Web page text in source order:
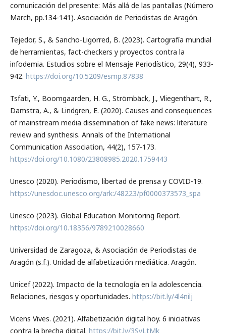
comunicación del presente: Más allá de las pantallas (Número
March, pp.134-141). Asociación de Periodistas de Aragón.
Tejedor, S., & Sancho-Ligorred, B. (2023). Cartografía mundial
de herramientas, fact-checkers y proyectos contra la
infodemia. Estudios sobre el Mensaje Periodístico, 29(4), 933-
942. https://doi.org/10.5209/esmp.87838
Tsfati, Y., Boomgaarden, H. G., Strömbäck, J., Vliegenthart, R.,
Damstra, A., & Lindgren, E. (2020). Causes and consequences
of mainstream media dissemination of fake news: literature
review and synthesis. Annals of the International
Communication Association, 44(2), 157-173.
https://doi.org/10.1080/23808985.2020.1759443
Unesco (2020). Periodismo, libertad de prensa y COVID-19.
https://unesdoc.unesco.org/ark:/48223/pf0000373573_spa
Unesco (2023). Global Education Monitoring Report.
https://doi.org/10.18356/9789210028660
Universidad de Zaragoza, & Asociación de Periodistas de
Aragón (s.f.). Unidad de alfabetización mediática. Aragón.
Unicef (2022). Impacto de la tecnología en la adolescencia.
Relaciones, riesgos y oportunidades. https://bit.ly/4l4nilj
Vicens Vives. (2021). Alfabetización digital hoy. 6 iniciativas
contra la brecha digital. https://bit.ly/3SyLtMk